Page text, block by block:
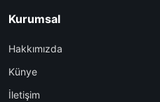
Kurumsal
Hakkımızda
Künye
İletişim